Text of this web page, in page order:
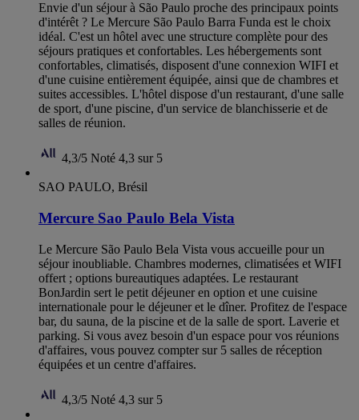
Envie d'un séjour à São Paulo proche des principaux points
d'intérêt ? Le Mercure São Paulo Barra Funda est le choix
idéal. C'est un hôtel avec une structure complète pour des
séjours pratiques et confortables. Les hébergements sont
confortables, climatisés, disposent d'une connexion WIFI et
d'une cuisine entièrement équipée, ainsi que de chambres et
suites accessibles. L'hôtel dispose d'un restaurant, d'une salle
de sport, d'une piscine, d'un service de blanchisserie et de
salles de réunion.
4,3/5 Noté 4,3 sur 5
SAO PAULO, Brésil
Mercure Sao Paulo Bela Vista
Le Mercure São Paulo Bela Vista vous accueille pour un
séjour inoubliable. Chambres modernes, climatisées et WIFI
offert ; options bureautiques adaptées. Le restaurant
BonJardin sert le petit déjeuner en option et une cuisine
internationale pour le déjeuner et le dîner. Profitez de l'espace
bar, du sauna, de la piscine et de la salle de sport. Laverie et
parking. Si vous avez besoin d'un espace pour vos réunions
d'affaires, vous pouvez compter sur 5 salles de réception
équipées et un centre d'affaires.
4,3/5 Noté 4,3 sur 5